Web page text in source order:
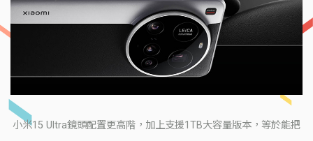
小米15 Ultra鏡頭配置更高階，加上支援1TB大容量版本，等於能把